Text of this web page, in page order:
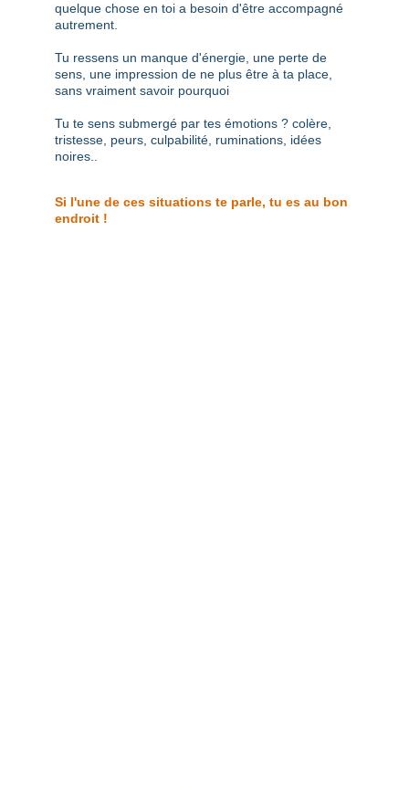
quelque chose en toi a besoin d'être accompagné
autrement.
Tu ressens un manque d'énergie, une perte de
sens, une impression de ne plus être à ta place,
sans vraiment savoir pourquoi
Tu te sens submergé par tes émotions ? colère,
tristesse, peurs, culpabilité, ruminations, idées
noires..
Si l'une de ces situations te parle, tu es au bon
endroit !